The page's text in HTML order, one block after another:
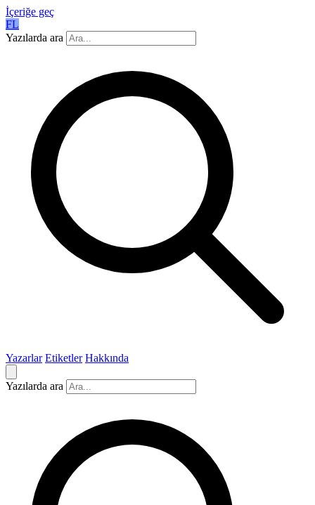
İçeriğe geç
FL
Yazılarda ara
Yazarlar Etiketler Hakkında
Yazılarda ara